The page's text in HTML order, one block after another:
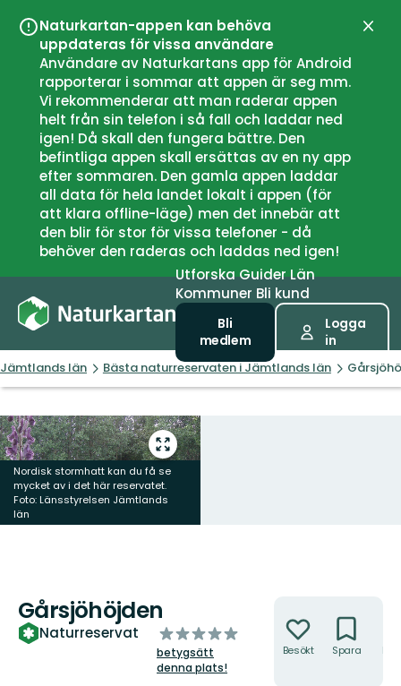
Naturkartan-appen kan behöva
uppdateras för vissa användare
Användare av Naturkartans app för Android
rapporterar i sommar att appen är seg mm.
Vi rekommenderar att man raderar appen
helt från sin telefon i så fall och laddar ned
igen! Då skall den fungera bättre. Den
befintliga appen skall ersättas av en ny app
efter sommaren. Den gamla appen laddar
all data för hela landet lokalt i appen (för
att klara offline-läge) men det innebär att
den blir för stor för vissa telefoner - då
behöver den raderas och laddas ned igen!
UtforskaGuiderLän
Kommuner Bli kund
Bli
medlem
Logga
in
Jämtlands län Bästa naturreservaten i Jämtlands län
Gå
till
helskärmsläge
Nordisk stormhatt kan du få se
mycket av i det här reservatet.
Foto: Länsstyrelsen Jämtlands
län
Gårsjöhöjden
Naturreservat
av
5
stjärnor
betygsätt
denna plats!
Besökt Spara